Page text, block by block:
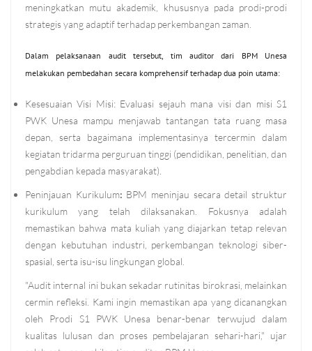
meningkatkan mutu akademik, khususnya pada prodi-prodi
strategis yang adaptif terhadap perkembangan zaman.
Dalam pelaksanaan audit tersebut, tim auditor dari BPM Unesa
melakukan pembedahan secara komprehensif terhadap dua poin utama:
Kesesuaian Visi Misi:Evaluasi sejauh mana visi dan misi S1
PWK Unesa mampu menjawab tantangan tata ruang masa
depan, serta bagaimana implementasinya tercermin dalam
kegiatan tridarma perguruan tinggi (pendidikan, penelitian, dan
pengabdian kepada masyarakat).
Peninjauan Kurikulum: BPM meninjau secara detail struktur
kurikulum yang telah dilaksanakan. Fokusnya adalah
memastikan bahwa mata kuliah yang diajarkan tetap relevan
dengan kebutuhan industri, perkembangan teknologi siber-
spasial, serta isu-isu lingkungan global.
"Audit internal ini bukan sekadar rutinitas birokrasi, melainkan
cermin refleksi. Kami ingin memastikan apa yang dicanangkan
oleh Prodi S1 PWK Unesa benar-benar terwujud dalam
kualitas lulusan dan proses pembelajaran sehari-hari," ujar